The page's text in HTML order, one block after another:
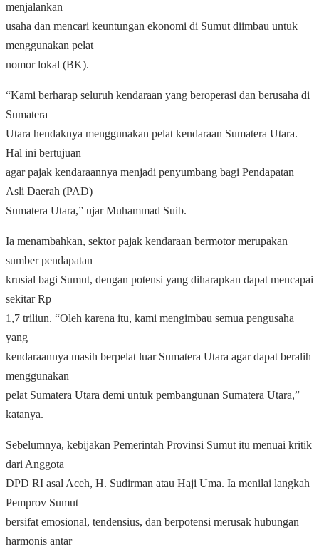
menjalankan
usaha dan mencari keuntungan ekonomi di Sumut diimbau untuk
menggunakan pelat
nomor lokal (BK).
“Kami berharap seluruh kendaraan yang beroperasi dan berusaha di
Sumatera
Utara hendaknya menggunakan pelat kendaraan Sumatera Utara.
Hal ini bertujuan
agar pajak kendaraannya menjadi penyumbang bagi Pendapatan
Asli Daerah (PAD)
Sumatera Utara,” ujar Muhammad Suib.
Ia menambahkan, sektor pajak kendaraan bermotor merupakan
sumber pendapatan
krusial bagi Sumut, dengan potensi yang diharapkan dapat mencapai
sekitar Rp
1,7 triliun. “Oleh karena itu, kami mengimbau semua pengusaha
yang
kendaraannya masih berpelat luar Sumatera Utara agar dapat beralih
menggunakan
pelat Sumatera Utara demi untuk pembangunan Sumatera Utara,”
katanya.
Sebelumnya, kebijakan Pemerintah Provinsi Sumut itu menuai kritik
dari Anggota
DPD RI asal Aceh, H. Sudirman atau Haji Uma. Ia menilai langkah
Pemprov Sumut
bersifat emosional, tendensius, dan berpotensi merusak hubungan
harmonis antar